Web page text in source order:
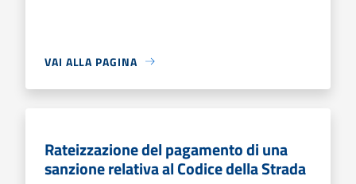
VAI ALLA PAGINA
Rateizzazione del pagamento di una
sanzione relativa al Codice della Strada